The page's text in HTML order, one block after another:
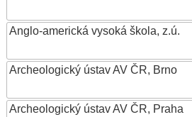
Anglo-americká vysoká škola, z.ú.
Archeologický ústav AV ČR, Brno
Archeologický ústav AV ČR, Praha